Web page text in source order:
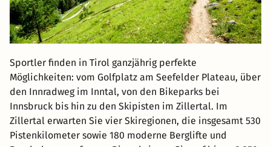
Sportler finden in Tirol ganzjährig perfekte
Möglichkeiten: vom Golfplatz am Seefelder Plateau, über
den Innradweg im Inntal, von den Bikeparks bei
Innsbruck bis hin zu den Skipisten im Zillertal. Im
Zillertal erwarten Sie vier Skiregionen, die insgesamt 530
Pistenkilometer sowie 180 moderne Berglifte und